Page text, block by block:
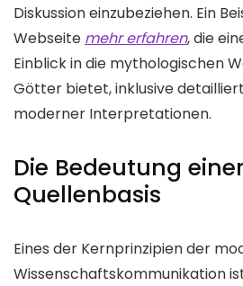
Diskussion einzubeziehen. Ein
Webseite mehr erfahren, die
Einblick in die mythologischen
Götter bietet, inklusive
moderner Interpretationen.
Die Bedeutung
Quellenbasis
Eines der Kernprinzipien der
Wissenschaftskommunikation